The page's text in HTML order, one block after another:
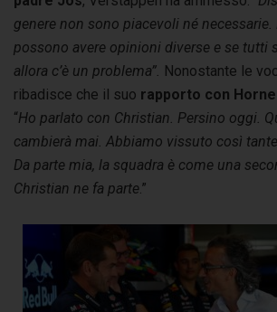
genere non sono piacevoli né
possono avere opinioni diverse e se tutti
allora c’è un problema”. Nonostante le
ribadisce che il suo rapporto con
“Ho parlato con Christian. Persino oggi.
cambierà mai. Abbiamo vissuto così
Da parte mia, la squadra è come una
Christian ne fa parte.”